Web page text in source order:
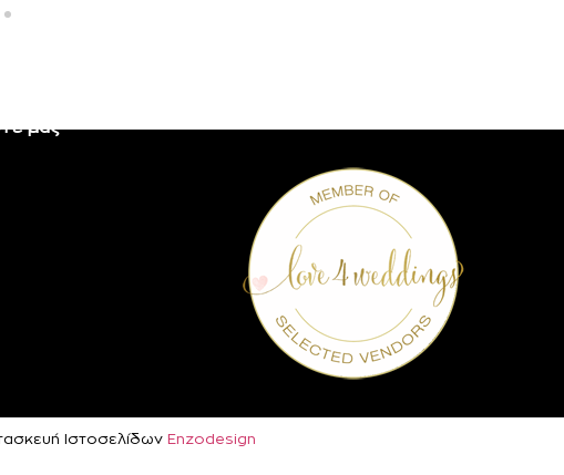
μας
Ιστοσελίδων Enzodesign